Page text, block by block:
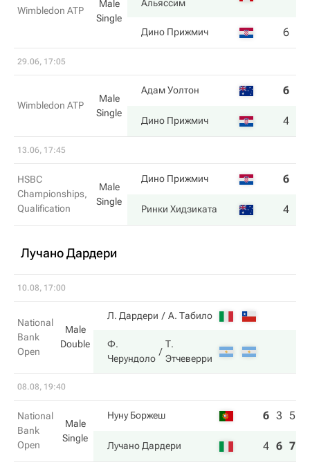
Wimbledon ATP
Male
Single
Альяссим
Дино Прижмич 6
29.06, 17:05
Wimbledon ATP
Male
Single
Адам Уолтон 6
Дино Прижмич 4
13.06, 17:45
HSBC
Championships,
Qualification
Male
Single
Дино Прижмич 6
Ринки Хидзиката 4
Лучано Дардери
10.08, 17:00
National
Bank
Open
Male
Double
Л. Дардери А. Табило
Ф.
Черундоло
Т.
Этчеверри
08.08, 19:40
National
Bank
Open
Male
Single
Нуну Боржеш 6 3 5
Лучано Дардери 4 6 7